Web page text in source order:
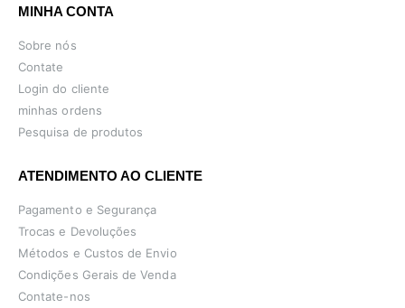
MINHA CONTA
Sobre nós
Contate
Login do cliente
minhas ordens
Pesquisa de produtos
ATENDIMENTO AO CLIENTE
Pagamento e Segurança
Trocas e Devoluções
Métodos e Custos de Envio
Condições Gerais de Venda
Contate-nos